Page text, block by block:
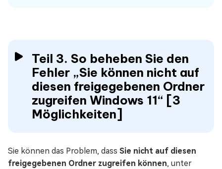
Teil 3. So beheben Sie den
Fehler „Sie können nicht auf
diesen freigegebenen Ordner
zugreifen Windows 11“ [3
Möglichkeiten]
Sie können das Problem, dass Sie nicht auf diesen
freigegebenen Ordner zugreifen können, unter